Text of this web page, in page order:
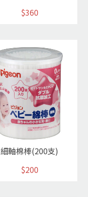
$360
細軸棉棒(200支)
$200